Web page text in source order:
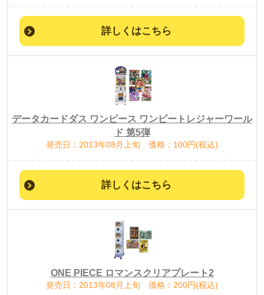
詳しくはこちら
データカードダス ワンピース ワンピートレジャーワール
ド 第5弾
発売日：2013年08月上旬 価格：100円(税込)
詳しくはこちら
ONE PIECE ロマンスクリアプレート2
発売日：2013年08月上旬 価格：200円(税込)